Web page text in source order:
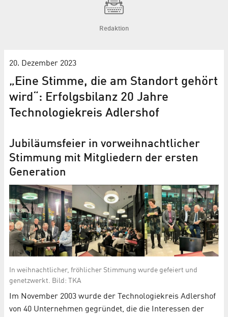
Redaktion
20. Dezember 2023
„Eine Stimme, die am Standort gehört
wird“: Erfolgsbilanz 20 Jahre
Technologiekreis Adlershof
Jubiläumsfeier in vorweihnachtlicher
Stimmung mit Mitgliedern der ersten
Generation
In weihnachtlicher, fröhlicher Stimmung wurde gefeiert und
genetzwerkt. Bild: TKA
Im November 2003 wurde der Technologiekreis Adlershof
von 40 Unternehmen gegründet, die die Interessen der